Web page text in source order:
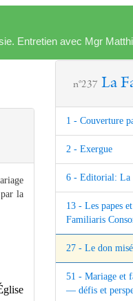
Entretien avec Mgr
la
glise
n°237 La
1 - Couverture
2 - Exergue
6 - Editorial: La
13 - Les papes
Familiaris
27 - Le don
51 - Mariage et
— défis et